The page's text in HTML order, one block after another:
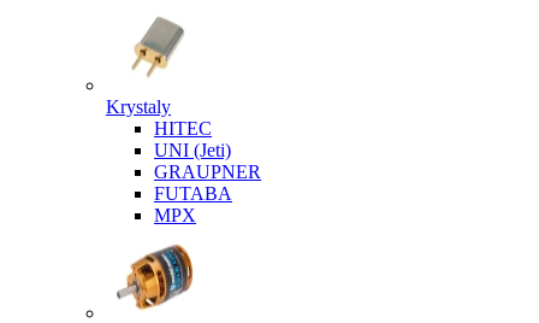
Krystaly
HITEC
UNI (Jeti)
GRAUPNER
FUTABA
MPX